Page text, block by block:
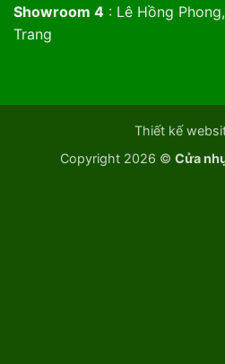
Showroom 4: Lê Hồng
Trang
Thiết kế
Copyright 2026 © Cửa